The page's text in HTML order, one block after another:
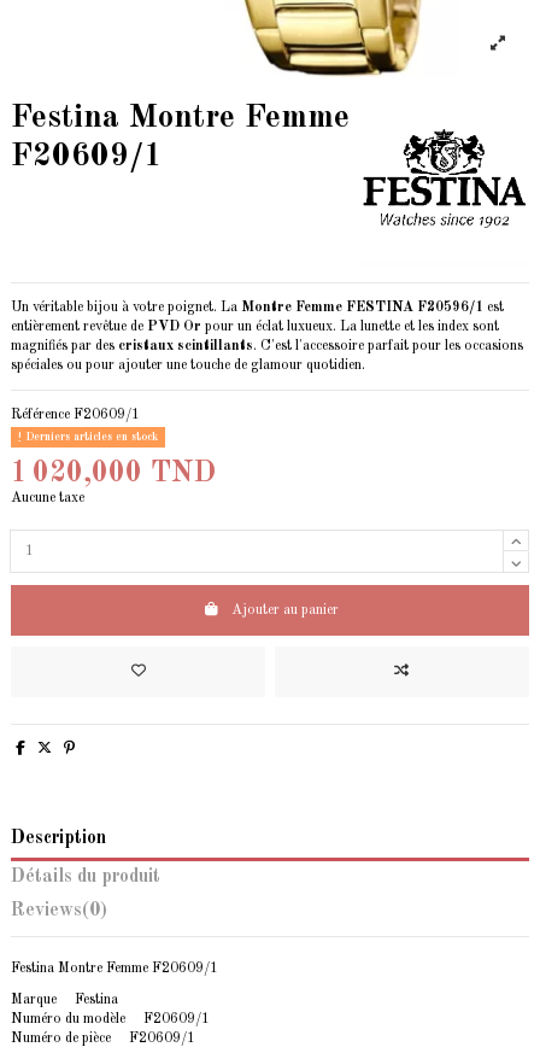
Festina Montre Femme
F20609/1
Un véritable bijou à votre poignet. La Montre Femme FESTINA F20596/1 est
entièrement revêtue de PVD Or pour un éclat luxueux. La lunette et les index sont
magnifiés par des cristaux scintillants. C'est l'accessoire parfait pour les occasions
spéciales ou pour ajouter une touche de glamour quotidien.
Référence F20609/1
Derniers articles en stock
1 020,000 TND
Aucune taxe
Ajouter au panier
Description
Détails du produit
Reviews(0)
Festina Montre Femme F20609/1
Marque Festina
Numéro du modèle F20609/1
Numéro de pièce F20609/1